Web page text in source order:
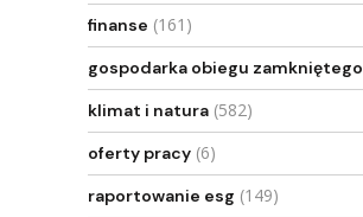
finanse (161)
gospodarka obiegu zamkniętego
klimat i natura (582)
oferty pracy (6)
raportowanie esg (149)